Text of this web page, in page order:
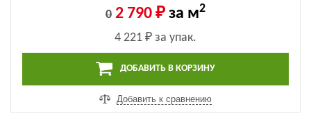
0 2 790 ₽ за м2
4 221 ₽ за упак.
ДОБАВИТЬ В КОРЗИНУ
Добавить к сравнению